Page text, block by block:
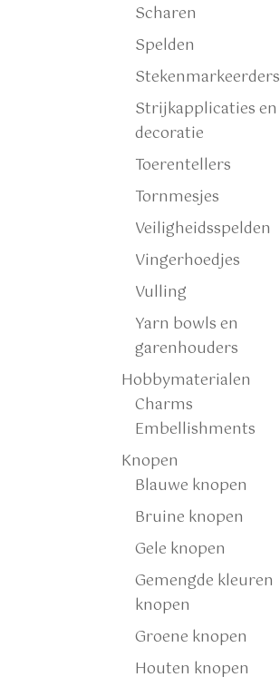
Scharen
Spelden
Stekenmarkeerders
Strijkapplicaties en
decoratie
Toerentellers
Tornmesjes
Veiligheidsspelden
Vingerhoedjes
Vulling
Yarn bowls en
garenhouders
Hobbymaterialen
Charms
Embellishments
Knopen
Blauwe knopen
Bruine knopen
Gele knopen
Gemengde kleuren
knopen
Groene knopen
Houten knopen